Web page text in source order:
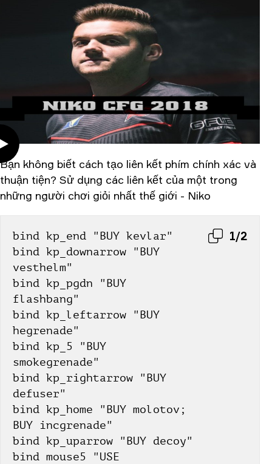
Bạn không biết cách tạo liên kết phím chính xác và
thuận tiện? Sử dụng các liên kết của một trong
những người chơi giỏi nhất thế giới - Niko
bind kp_end "BUY kevlar"
bind kp_downarrow "BUY
vesthelm"
bind kp_pgdn "BUY
flashbang"
bind kp_leftarrow "BUY
hegrenade"
bind kp_5 "BUY
smokegrenade"
bind kp_rightarrow "BUY
defuser"
bind kp_home "BUY molotov;
BUY incgrenade"
bind kp_uparrow "BUY decoy"
bind mouse5 "USE
1/2